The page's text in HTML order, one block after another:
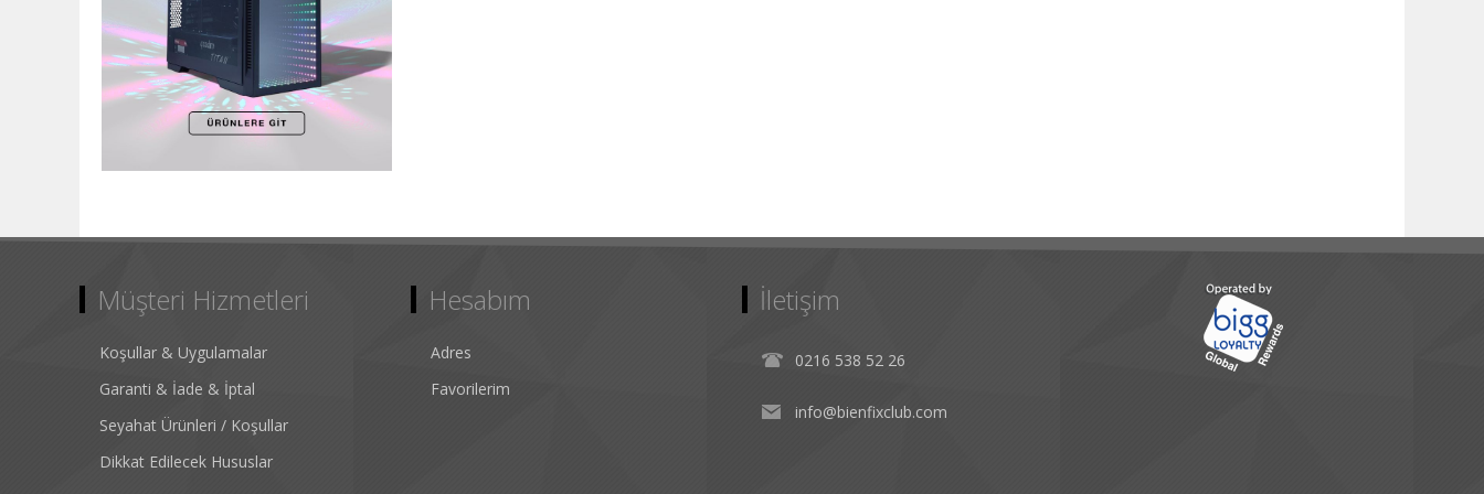
Müşteri Hizmetleri
Koşullar & Uygulamalar
Garanti & İade & İptal
Seyahat Ürünleri / Koşullar
Dikkat Edilecek Hususlar
Hesabım
Adres
Favorilerim
İletişim
0216 538 52 26
info@bienfixclub.com